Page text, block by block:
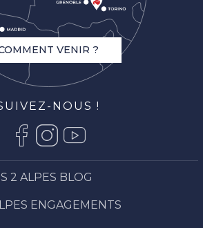
VENIR ?
NOUS !
2 ALPES BLOG
ENGAGEMENTS